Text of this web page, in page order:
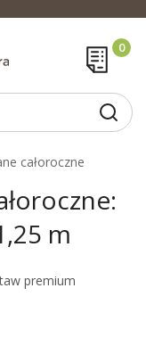
całoroczne
m
premium